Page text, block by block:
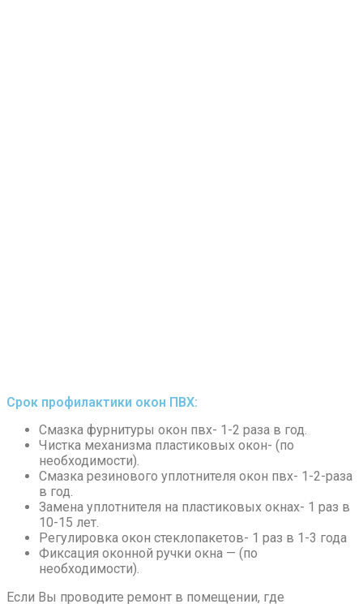
Срок профилактики окон ПВХ:
Смазка фурнитуры окон пвх- 1-2 раза в год.
Чистка механизма пластиковых окон- (по
необходимости).
Смазка резинового уплотнителя окон пвх- 1-2-раза
в год.
Замена уплотнителя на пластиковых окнах- 1 раз в
10-15 лет.
Регулировка окон стеклопакетов- 1 раз в 1-3 года
Фиксация оконной ручки окна — (по
необходимости).
Если Вы проводите ремонт в помещении, где